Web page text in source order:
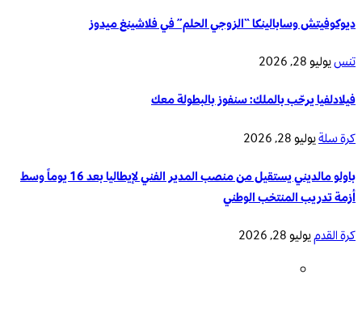
ديوكوفيتش وسابالينكا “الزوجي الحلم” في فلاشينغ ميدوز
تنسيوليو 28, 2026
فيلادلفيا يرحّب بالملك: سنفوز بالبطولة معك
كرة سلةيوليو 28, 2026
باولو مالديني يستقيل من منصب المدير الفني لإيطاليا بعد 16 يوماً وسط
أزمة تدريب المنتخب الوطني
كرة القدميوليو 28, 2026